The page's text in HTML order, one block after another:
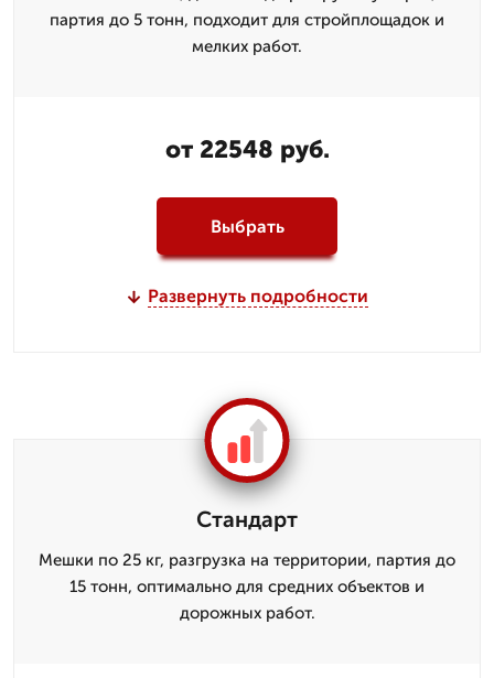
партия до 5 тонн, подходит для стройплощадок и
мелких работ.
от 22548 руб.
Выбрать
Развернуть подробности
Стандарт
Мешки по 25 кг, разгрузка на территории, партия до
15 тонн, оптимально для средних объектов и
дорожных работ.